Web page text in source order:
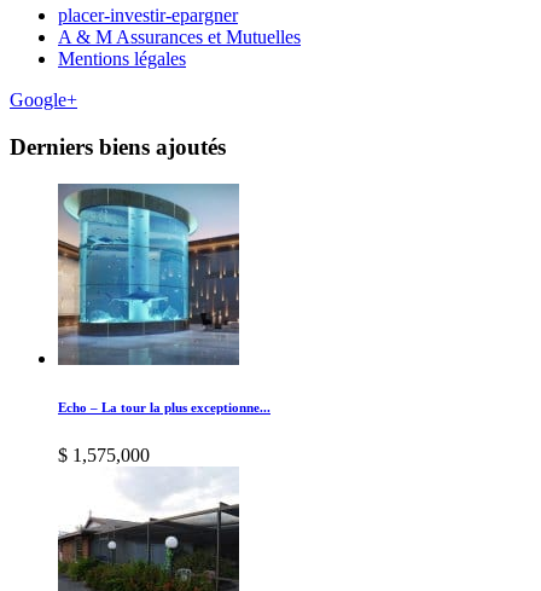
placer-investir-epargner
A & M Assurances et Mutuelles
Mentions légales
Google+
Derniers biens ajoutés
Echo – La tour la plus exceptionne...
$ 1,575,000